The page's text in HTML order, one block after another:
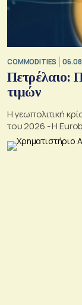
COMMODITIES
Πετρέλαιο:
τιμών
Η γεωπολιτική
του 2026 - Η